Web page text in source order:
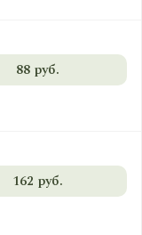
88 руб.
162 руб.